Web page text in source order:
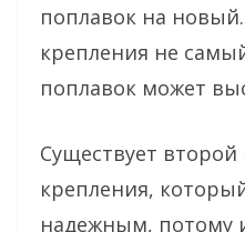
поплавок на
крепления не
поплавок может
Существует второй
крепления,
надежным, потому